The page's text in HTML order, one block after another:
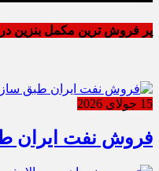
پر فروش ترین مکمل بنزین
15 جولای 2026
فروش نفت ایران